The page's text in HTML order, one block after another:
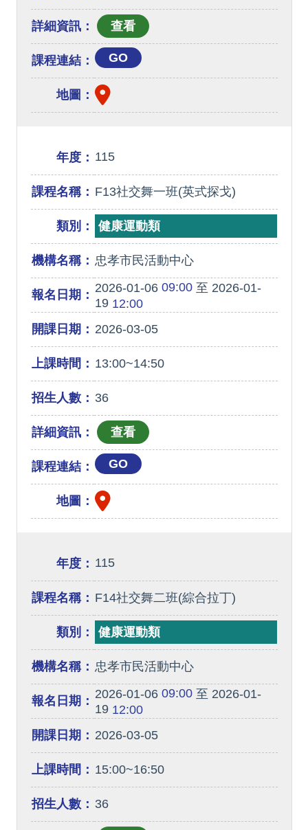
詳細資訊：
課程連結： GO
地圖：
年度： 115
課程名稱： F13社交舞一班(英式探戈)
類別： 健康運動類
機構名稱： 忠孝市民活動中心
報名日期： 2026-01-0609:00至 2026-01-
1912:00
開課日期： 2026-03-05
上課時間： 13:00~14:50
招生人數： 36
詳細資訊：
課程連結： GO
地圖：
年度： 115
課程名稱： F14社交舞二班(綜合拉丁)
類別： 健康運動類
機構名稱： 忠孝市民活動中心
報名日期： 2026-01-0609:00至 2026-01-
1912:00
開課日期： 2026-03-05
上課時間： 15:00~16:50
招生人數： 36